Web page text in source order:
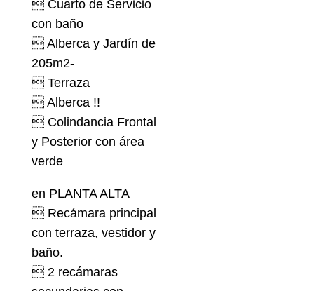
 Cuarto de Servicio
con baño
 Alberca y Jardín de
205m2-
 Terraza
 Alberca !!
 Colindancia Frontal
y Posterior con área
verde
en PLANTA ALTA
 Recámara principal
con terraza, vestidor y
baño.
 2 recámaras